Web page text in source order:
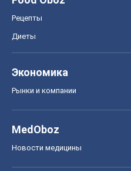
Рецепты
Диеты
Экономика
Рынки и компании
MedOboz
Новости медицины